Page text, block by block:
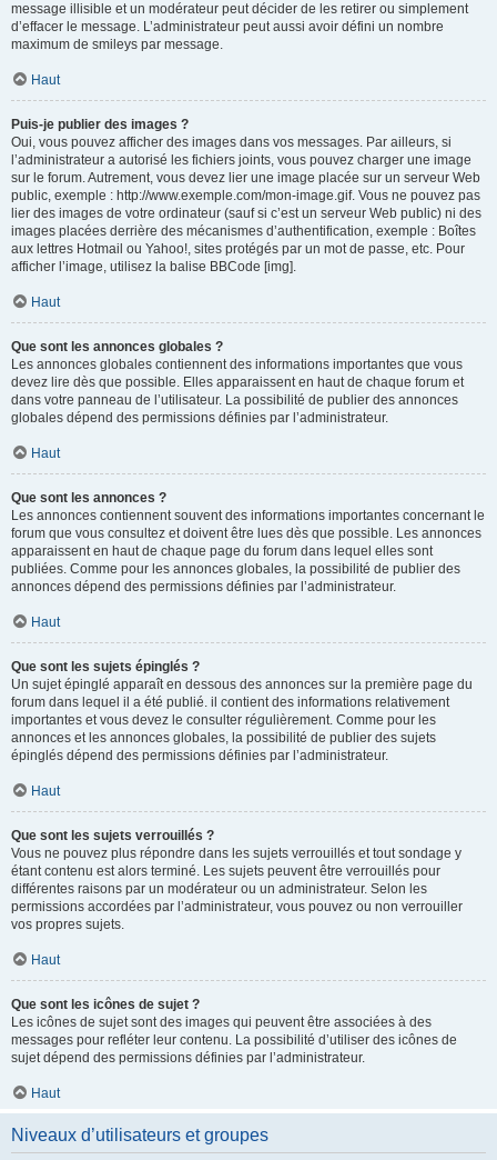
message illisible et un modérateur peut décider de les retirer ou simplement
d’effacer le message. L’administrateur peut aussi avoir défini un nombre
maximum de smileys par message.
Haut
Puis-je publier des images ?
Oui, vous pouvez afficher des images dans vos messages. Par ailleurs, si
l’administrateur a autorisé les fichiers joints, vous pouvez charger une image
sur le forum. Autrement, vous devez lier une image placée sur un serveur Web
public, exemple : http://www.exemple.com/mon-image.gif. Vous ne pouvez pas
lier des images de votre ordinateur (sauf si c’est un serveur Web public) ni des
images placées derrière des mécanismes d’authentification, exemple : Boîtes
aux lettres Hotmail ou Yahoo!, sites protégés par un mot de passe, etc. Pour
afficher l’image, utilisez la balise BBCode [img].
Haut
Que sont les annonces globales ?
Les annonces globales contiennent des informations importantes que vous
devez lire dès que possible. Elles apparaissent en haut de chaque forum et
dans votre panneau de l’utilisateur. La possibilité de publier des annonces
globales dépend des permissions définies par l’administrateur.
Haut
Que sont les annonces ?
Les annonces contiennent souvent des informations importantes concernant le
forum que vous consultez et doivent être lues dès que possible. Les annonces
apparaissent en haut de chaque page du forum dans lequel elles sont
publiées. Comme pour les annonces globales, la possibilité de publier des
annonces dépend des permissions définies par l’administrateur.
Haut
Que sont les sujets épinglés ?
Un sujet épinglé apparaît en dessous des annonces sur la première page du
forum dans lequel il a été publié. il contient des informations relativement
importantes et vous devez le consulter régulièrement. Comme pour les
annonces et les annonces globales, la possibilité de publier des sujets
épinglés dépend des permissions définies par l’administrateur.
Haut
Que sont les sujets verrouillés ?
Vous ne pouvez plus répondre dans les sujets verrouillés et tout sondage y
étant contenu est alors terminé. Les sujets peuvent être verrouillés pour
différentes raisons par un modérateur ou un administrateur. Selon les
permissions accordées par l’administrateur, vous pouvez ou non verrouiller
vos propres sujets.
Haut
Que sont les icônes de sujet ?
Les icônes de sujet sont des images qui peuvent être associées à des
messages pour refléter leur contenu. La possibilité d’utiliser des icônes de
sujet dépend des permissions définies par l’administrateur.
Haut
Niveaux d’utilisateurs et groupes